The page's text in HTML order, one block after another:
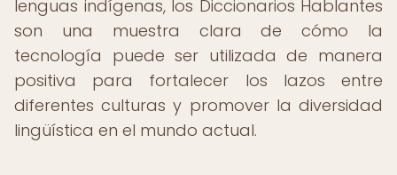
lenguas indígenas, los Diccionarios Hablantes
son una muestra clara de cómo la
tecnología puede ser utilizada de manera
positiva para fortalecer los lazos entre
diferentes culturas y promover la diversidad
lingüística en el mundo actual.